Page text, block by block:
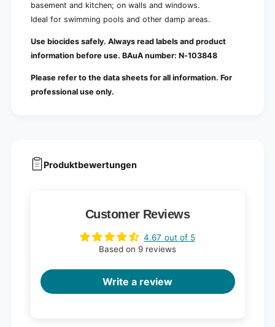
basement and kitchen; on walls and windows.
Ideal for swimming pools and other damp areas.
Use biocides safely. Always read labels and product
information before use. BAuA number: N-103848
Please refer to the data sheets for all information. For
professional use only.
Produktbewertungen
Customer Reviews
4.67 out of 5
Based on 9 reviews
Write a review